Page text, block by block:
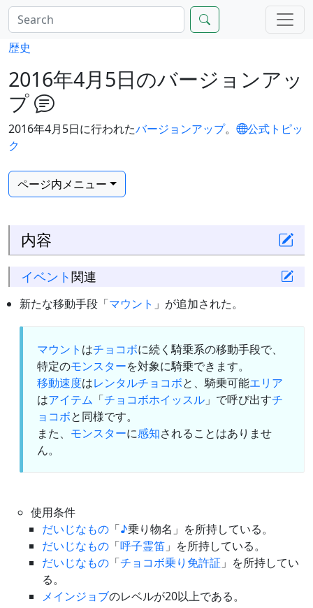
歴史
2016年4月5日のバージョンアッ
プ
2016年4月5日に行われたバージョンアップ。
公式トピッ
ク
ページ内メニュー
内容
イベント関連
新たな移動手段「マウント 」が追加された。
マウント はチョコボに続く騎乗系の移動手段で、
特定のモンスターを対象に騎乗できます。
移動速度はレンタルチョコボと、騎乗可能エリア
はアイテム 「チョコボホイッスル 」で呼び出すチ
ョコボと同様です。
また、 モンスターに感知されることはありませ
ん。
使用条件
だいじなもの 「♪乗り物名」を所持している。
だいじなもの 「呼子霊笛 」を所持している。
だいじなもの 「チョコボ乗り免許証 」を所持してい
る。
メインジョブのレベルが20以上である。